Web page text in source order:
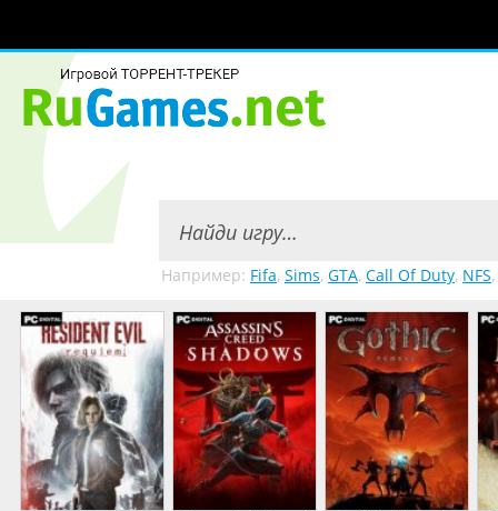
Например: Fifa, Sims, GTA, Call Of Duty, NFS,